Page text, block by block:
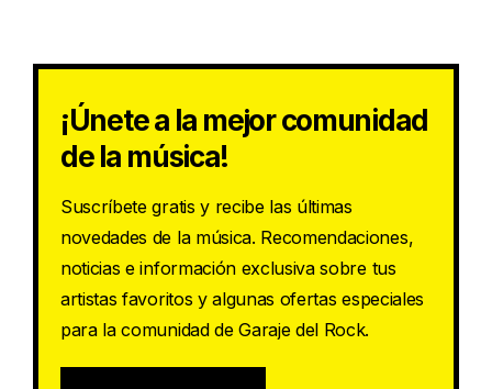
¡Únete a la mejor comunidad
de la música!
Suscríbete gratis y recibe las últimas
novedades de la música. Recomendaciones,
noticias e información exclusiva sobre tus
artistas favoritos y algunas ofertas especiales
para la comunidad de Garaje del Rock.